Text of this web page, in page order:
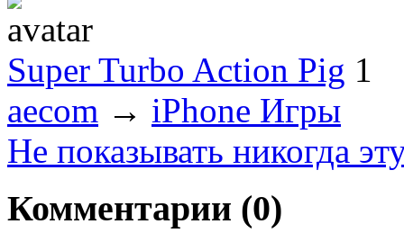
Super Turbo Action Pig 1
aecom → iPhone Игры
Не показывать никогда
Комментарии (0)